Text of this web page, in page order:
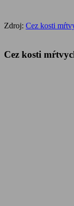
Zdroj: Cez kosti
Cez kosti